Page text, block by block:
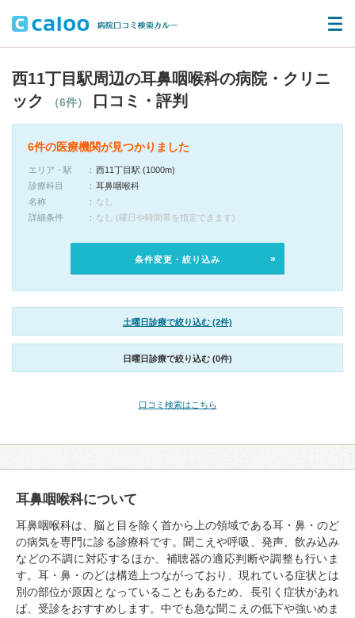
西11丁目駅周辺の耳鼻咽喉科の病院・クリニ
ック
（6件） 口コミ・評判
6件の医療機関が見つかりました
エリア・駅
西11丁目駅 (1000m)
診療科目
耳鼻咽喉科
名称
なし
詳細条件
なし (曜日や時間帯を指定できます)
条件変更・絞り込み
土曜日診療で絞り込む (2件)
日曜日診療で絞り込む (0件)
口コミ検索はこちら
耳鼻咽喉科について
耳鼻咽喉科は、脳と目を除く首から上の領域である耳・鼻・のど
の病気を専門に診る診療科です。聞こえや呼吸、発声、飲み込み
などの不調に対応するほか、補聴器の適応判断や調整も行いま
す。耳・鼻・のどは構造上つながっており、現れている症状とは
別の部位が原因となっていることもあるため、長引く症状があれ
ば、受診をおすすめします。中でも急な聞こえの低下や強いめま